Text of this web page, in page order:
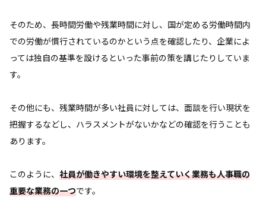
そのため、長時間労働や残業時間に対し、国が定める労働時間内
での労働が慣行されているのかという点を確認したり、企業によ
っては独自の基準を設けるといった事前の策を講じたりしていま
す。
その他にも、残業時間が多い社員に対しては、面談を行い現状を
把握するなどし、ハラスメントがないかなどの確認を行うことも
あります。
このように、 社員が働きやすい環境を整えていく業務も人事職の
重要な業務の一つです。